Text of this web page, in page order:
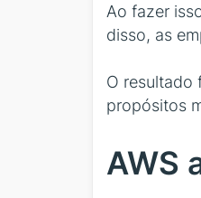
Ao fazer
disso, as
O resultado
propósitos
AWS